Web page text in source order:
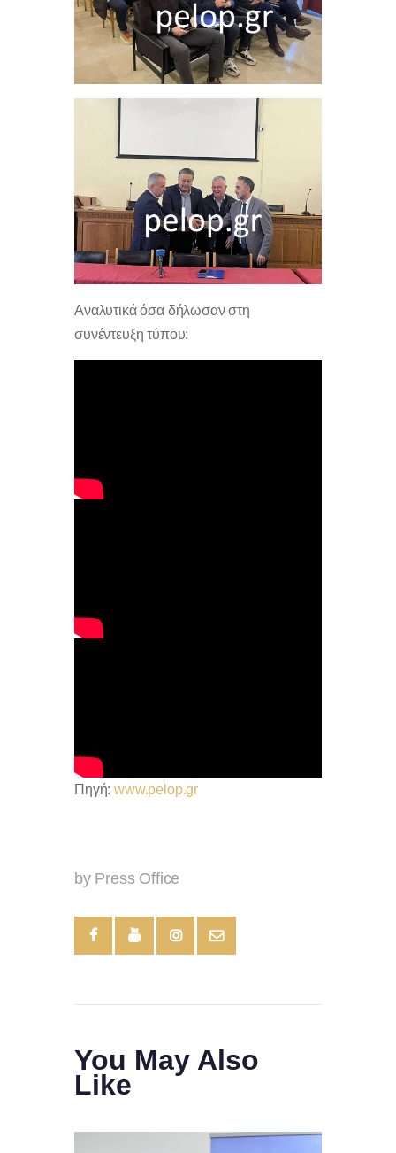
Αναλυτικά όσα δήλωσαν στη
συνέντευξη τύπου:
Πηγή:www.pelop.gr
by Press Office
You May Also
Like